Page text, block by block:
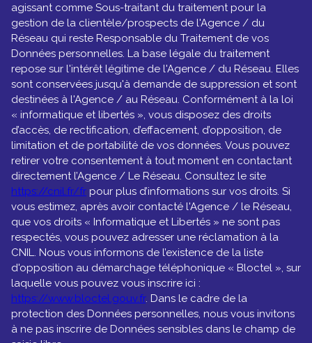
agissant comme Sous-traitant du traitement pour la
gestion de la clientèle/prospects de l'Agence / du
Réseau qui reste Responsable du Traitement de vos
Données personnelles. La base légale du traitement
repose sur l'intérêt légitime de l'Agence / du Réseau. Elles
sont conservées jusqu'à demande de suppression et sont
destinées à l'Agence / au Réseau. Conformément à la loi
« informatique et libertés », vous disposez des droits
d’accès, de rectification, d’effacement, d’opposition, de
limitation et de portabilité de vos données. Vous pouvez
retirer votre consentement à tout moment en contactant
directement l’Agence / Le Réseau. Consultez le site
https://cnil.fr/fr pour plus d’informations sur vos droits. Si
vous estimez, après avoir contacté l'Agence / le Réseau,
que vos droits « Informatique et Libertés » ne sont pas
respectés, vous pouvez adresser une réclamation à la
CNIL. Nous vous informons de l’existence de la liste
d'opposition au démarchage téléphonique « Bloctel », sur
laquelle vous pouvez vous inscrire ici :
https://www.bloctel.gouv.fr. Dans le cadre de la
protection des Données personnelles, nous vous invitons
à ne pas inscrire de Données sensibles dans le champ de